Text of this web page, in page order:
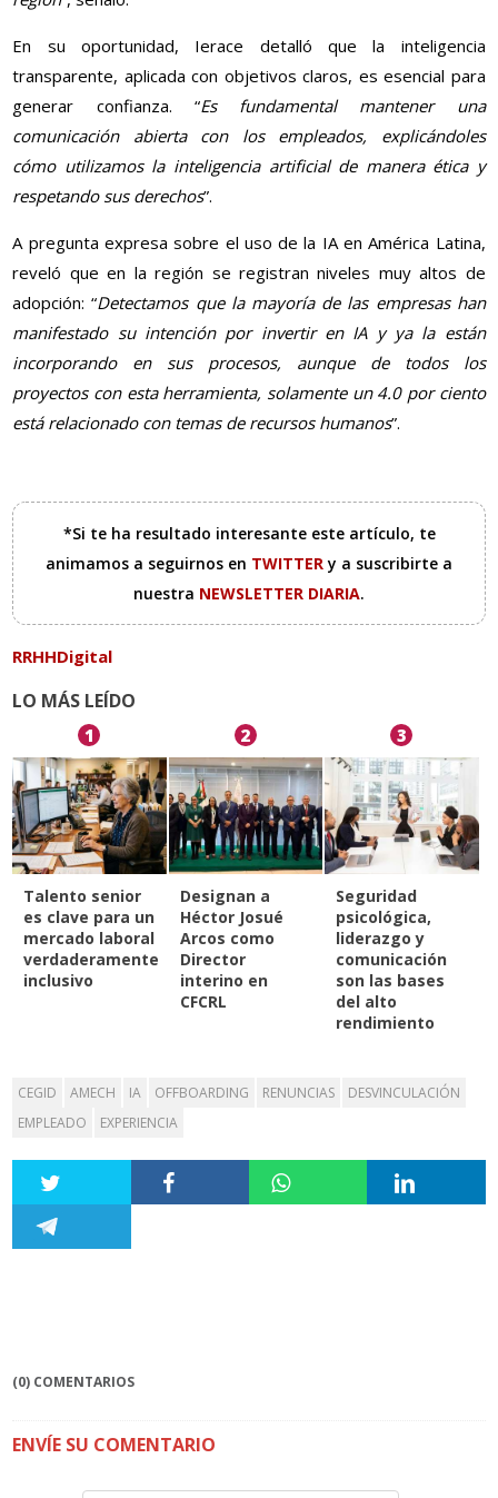
En su oportunidad, Ierace detalló que la inteligencia
transparente, aplicada con objetivos claros, es esencial para
generar confianza. “Es fundamental mantener una
comunicación abierta con los empleados, explicándoles
cómo utilizamos la inteligencia artificial de manera ética y
respetando sus derechos”.
A pregunta expresa sobre el uso de la IA en América Latina,
reveló que en la región se registran niveles muy altos de
adopción: “Detectamos que la mayoría de las empresas han
manifestado su intención por invertir en IA y ya la están
incorporando en sus procesos, aunque de todos los
proyectos con esta herramienta, solamente un 4.0 por ciento
está relacionado con temas de recursos humanos”.
*Si te ha resultado interesante este artículo, te
animamos a seguirnos en TWITTERy a suscribirte a
nuestra NEWSLETTER DIARIA.
RRHHDigital
LO MÁS LEÍDO
1
Talento senior
es clave para un
mercado laboral
verdaderamente
inclusivo
2
Designan a
Héctor Josué
Arcos como
Director
interino en
CFCRL
3
Seguridad
psicológica,
liderazgo y
comunicación
son las bases
del alto
rendimiento
CEGID AMECH IA OFFBOARDING RENUNCIAS
DESVINCULACIÓN
EMPLEADO
EXPERIENCIA
(0) COMENTARIOS
ENVÍE SU COMENTARIO